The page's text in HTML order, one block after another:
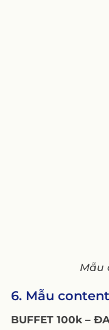
Mẫu
6. Mẫu
BUFFET 100k –